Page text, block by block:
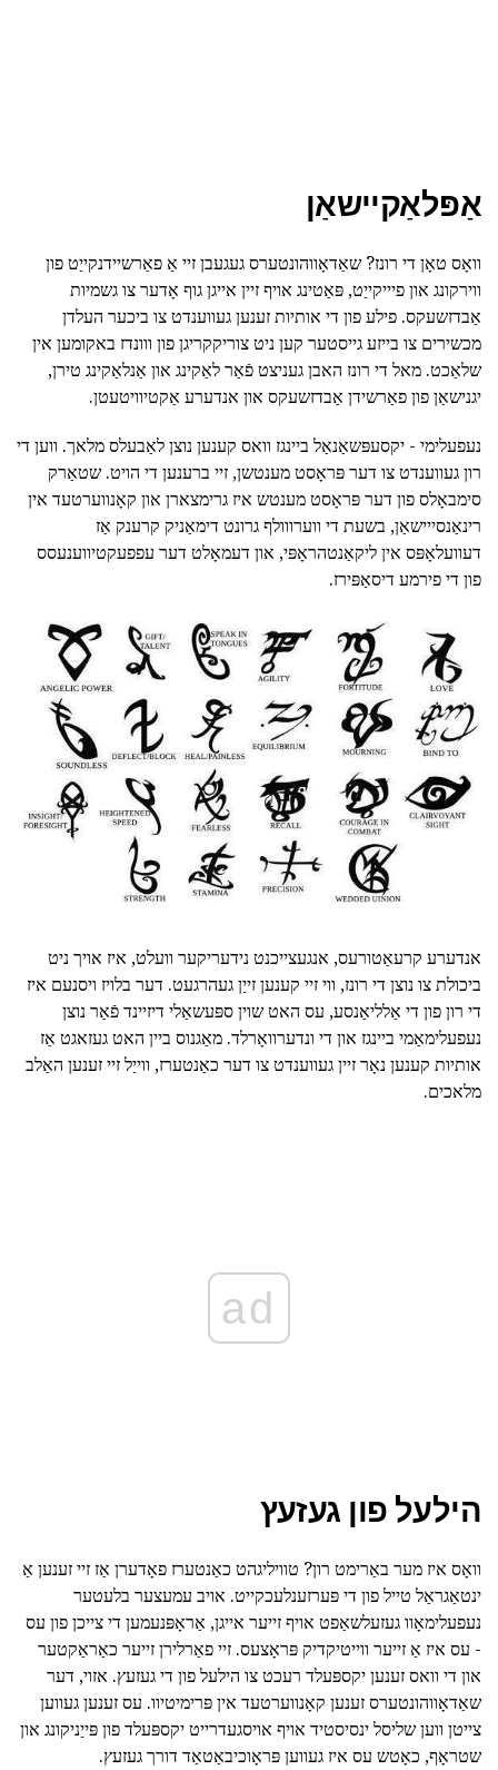
אַפּלאַקיישאַן
וואָס טאָן די רונז? שאַדאָווהונטערס געגעבן זיי אַ פאַרשיידנקייַט פון
ווירקונג און פיייקייַט, פּאַטינג אויף זיין אייגן גוף אָדער צו גשמיות
אַבדזשעקס. פילע פון די אותיות זענען געווענדט צו ביכער העלדן
מכשירים צו בייזע גייסטער קען ניט צוריקקריגן פון ווונדז באקומען אין
שלאַכט. מאל די רונז האבן געניצט פֿאַר לאַקינג און אַנלאַקינג טירן,
יגנישאַן פון פאַרשידן אַבדזשעקס און אנדערע אַקטיוויטעטן.
נעפעלימי - יקסעפּשאַנאַל ביינגז וואס קענען נוצן לאַבעלס מלאך. ווען די
רון געווענדט צו דער פּראָסט מענטשן, זיי ברענען די הויט. שטאַרק
סימבאָלס פון דער פּראָסט מענטש איז גרימצארן און קאָנווערטעד אין
רינאַנסייישאַן, בשעת די ווערווולף גרונט דימאַניק קרענק אַז
דעוועלאָפּס אין ליקאַנטהראָפּי, און דעמאָלט דער עפפעקטיווענעסס
פון די פירמע דיסאַפּירז.
אנדערע קרעאַטורעס, אנגעצייכנט נידעריקער וועלט, איז אויך ניט
ביכולת צו נוצן די רונז, ווי זיי קענען זייַן געהרגעט. דער בלויז ויסנעם איז
די רון פון די אַלליאַנסע, עס האט שוין ספּעשאַלי דיזיינד פֿאַר נוצן
נעפעלימאַמי ביינגז און די ונדערוואָרלד. מאַגנוס ביין האט געזאגט אַז
אותיות קענען נאָר זיין געווענדט צו דער כאַנטערז, ווייַל זיי זענען האַלב
מלאכים.
ad
הילעל פון געזעץ
וואָס איז מער באַרימט רון? טוויליגהט כאַנטערז פאָדערן אַז זיי זענען אַ
ינטאַגראַל טייל פון די פּערזענלעכקייט. אויב עמעצער בלעטער
נעפעלימאָוו געזעלשאַפט אויף זייער אייגן, אַראָפּנעמען די צייכן פון עס
- עס איז אַ זייער ווייטיקדיק פּראָצעס. זיי פאַרלירן זייער כאַראַקטער
און די וואס זענען יקספּעלד רעכט צו הילעל פון די געזעץ. אזוי, דער
שאַדאָווהונטערס זענען קאָנווערטעד אין פּרימיטיוו. עס זענען געווען
צייטן ווען שליסל ינסיסטיד אויף אויסגעדרייט יקספּעלד פון פּייַניקונג און
שטראָף, כאָטש עס איז געווען פּראָוכיבאַטאַד דורך געזעץ.